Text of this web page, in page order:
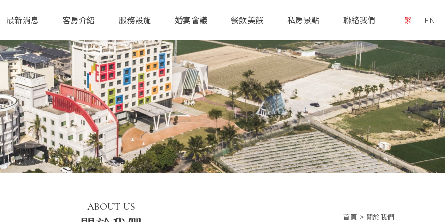
最新消息 客房介紹 服務設施 婚宴會議 餐飲美饌 私房景點 聯絡我們 繁 EN
ABOUT US
首頁 > 關於我們